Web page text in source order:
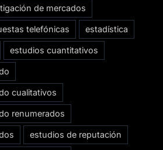
de mercados
telefónicas estadística
estudios cuantitativos
cualitativos
renumerados
estudios de reputación